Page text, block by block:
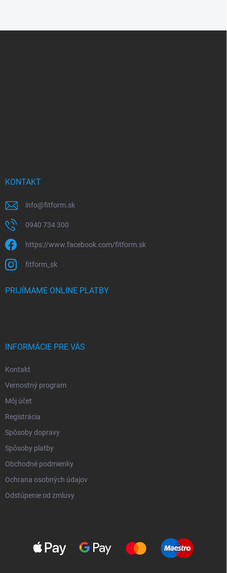
KONTAKT
info@fitform.sk
0940 734 300
https://www.facebook.com/fitform.sk
fitform_sk
PRIJÍMAME ONLINE PLATBY
INFORMÁCIE PRE VÁS
Kontakt
Vernostný program
Môj účet
Registrácia
Spôsoby dopravy
Spôsoby platby
Obchodné podmienky
Ochrana osobných údajov
Odstúpenie od zmluvy